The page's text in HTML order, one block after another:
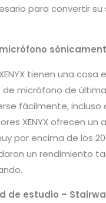
para convertir
tienen una
micrófono de
fácilmente,
XENYX ofrecen
por encima de los
un
de estudio –